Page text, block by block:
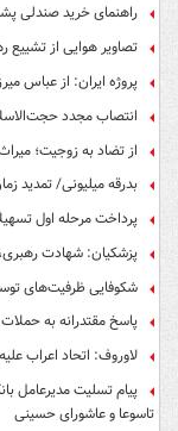
راهنمای خرید صندلی
تصاویر هوایی از تشییع
پروژه ایران: از عباس
انتصاب مجدد
از تضاد به زوجیت؛
بدرقه میلیونی/ تمدید
پرداخت مرحله اول تسهیلات ۶۰ میلیون تومانی بازنشستگان
پزشکیان: شهادت
شکوفایی ظرفیت‌های
پاسخ مقتدرانه به
لاوروف: اتحاد اعراب
پیام تسلیت مدیرعامل
تاسوعا و عاشورای حسینی